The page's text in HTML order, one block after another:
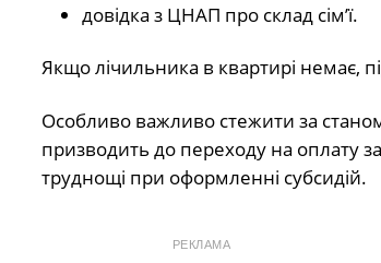
довідка з ЦНАП про склад сім’ї.
Якщо лічильника в квартирі немає,
Особливо важливо стежити за
призводить до переходу на оплату
труднощі при оформленні субсидій.
РЕКЛАМА